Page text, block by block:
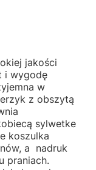
jakości
i wygodę
w
z obszytą
sylwetke
koszulka
a nadruk
praniach.